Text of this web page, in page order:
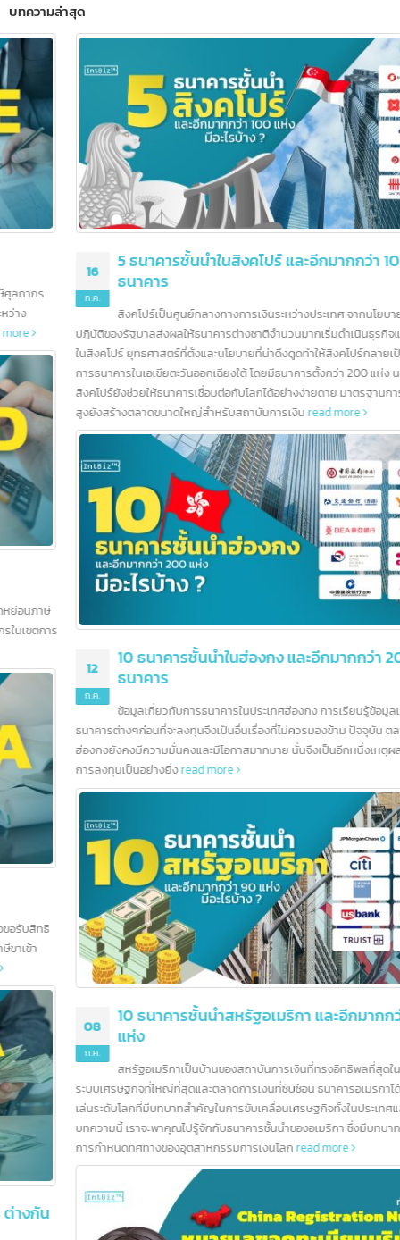
บทความล่าสุด
16
5 ธนาคารชั้นนำในสิงคโปร์ และอีกมากกว่า 100
ธนาคาร
สิงคโปร์เป็นศูนย์กลางทางการเงินระหว่างประเทศ จากนโยบายและแนว
ปฏิบัติของรัฐบาลส่งผลให้ธนาคารต่างชาติจำนวนมากเริ่มดำเนินธุรกิจและเปิดสา
ในสิงคโปร์ ยุทธศาสตร์ที่ตั้งและนโยบายที่น่าดึงดูดทำให้สิงคโปร์กลายเป็นศูนย์กล
การธนาคารในเอเชียตะวันออกเฉียงใต้ โดยมีธนาคารตั้งกว่า 200 แห่ง นอกจากนี้
สิงคโปร์ยังช่วยให้ธนาคารเชื่อมต่อกับโลกได้อย่างง่ายดาย มาตรฐานการครองชี
สูงยังสร้างตลาดขนาดใหญ่สำหรับสถาบันการเงินread more
12
ก.ค.
10 ธนาคารชั้นนำในฮ่องกง และอีกมากกว่า 200
ธนาคาร
ข้อมูลเกี่ยวกับการธนาคารในประเทศฮ่องกง การเรียนรู้ข้อมูลเบื้องต้นข
ธนาคารต่างๆก่อนที่จะลงทุนจึงเป็นอื่นเรื่องที่ไม่ควรมองข้าม ปัจจุบัน ตลาดธุรกิจ
ฮ่องกงยังคงมีความมั่นคงและมีโอกาสมากมาย นั่นจึงเป็นอีกหนึ่งเหตุผลที่น่าสนใ
การลงทุนเป็นอย่างยิ่ง read more
08 10 ธนาคารชั้นนำสหรัฐอเมริกา และอีกมากกว่า 90
แห่ง
สหรัฐอเมริกาเป็นบ้านของสถาบันการเงินที่ทรงอิทธิพลที่สุดในโลก ด้วย
ระบบเศรษฐกิจที่ใหญ่ที่สุดและตลาดการเงินที่ซับซ้อน ธนาคารอเมริกาได้กลายเป็
เล่นระดับโลกที่มีบทบาทสำคัญในการขับเคลื่อนเศรษฐกิจทั้งในประเทศและทั่วโลก